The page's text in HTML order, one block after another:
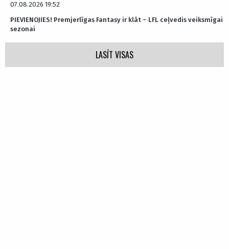
07.08.2026 19:52
PIEVIENOJIES! Premjerlīgas Fantasy ir klāt – LFL ceļvedis veiksmīgai
sezonai
LASĪT VISAS